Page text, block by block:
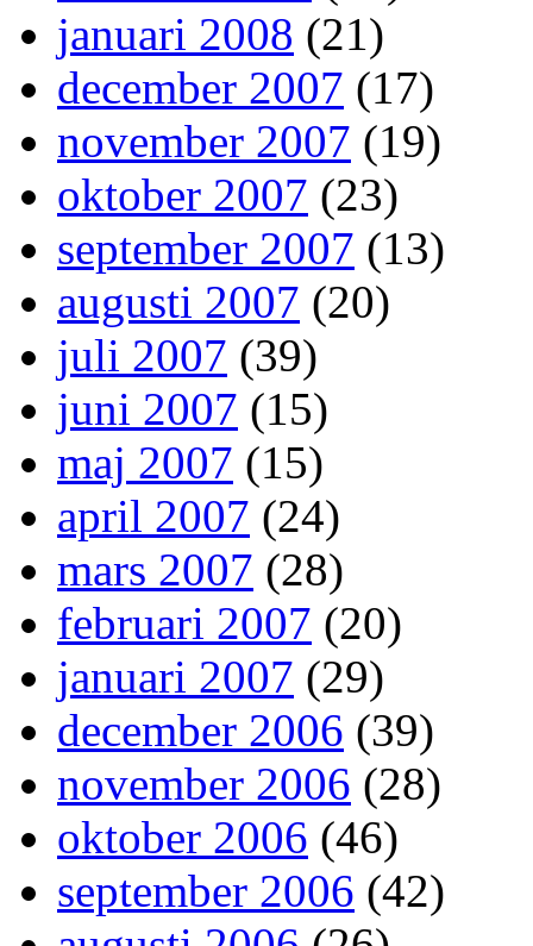
januari 2008 (21)
december 2007 (17)
november 2007 (19)
oktober 2007 (23)
september 2007 (13)
augusti 2007 (20)
juli 2007 (39)
juni 2007 (15)
maj 2007 (15)
april 2007 (24)
mars 2007 (28)
februari 2007 (20)
januari 2007 (29)
december 2006 (39)
november 2006 (28)
oktober 2006 (46)
september 2006 (42)